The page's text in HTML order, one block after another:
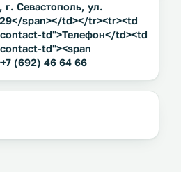
Севастополь, ул.
span></td></tr><tr><td
td">Телефон</td><td
td"><span
(692) 46 64 66